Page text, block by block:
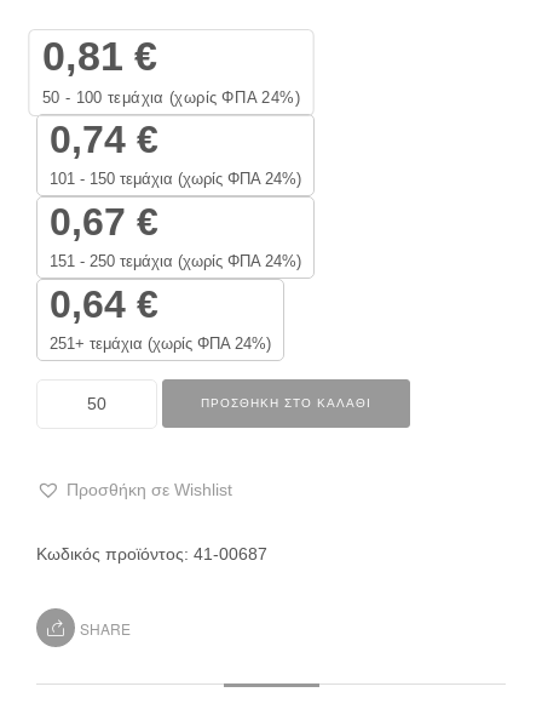
0,81€
50 - 100 τεμάχια (χωρίς ΦΠΑ 24%)
0,74 €
101 - 150 τεμάχια (χωρίς ΦΠΑ 24%)
0,67 €
151 - 250 τεμάχια (χωρίς ΦΠΑ 24%)
0,64 €
251+ τεμάχια (χωρίς ΦΠΑ 24%)
ΠΡΟΣΘΉΚΗ ΣΤΟ ΚΑΛΆΘΙ
Προσθήκη σε Wishlist
Κωδικός προϊόντος: 41-00687
SHARE